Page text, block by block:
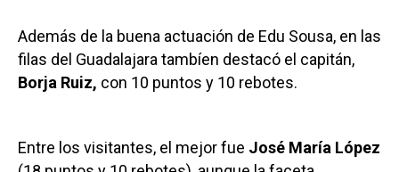
Además de la buena actuación de Edu Sousa, en las
filas del Guadalajara tambíen destacó el capitán,
Borja Ruiz, con 10 puntos y 10 rebotes.
Entre los visitantes, el mejor fue José María López